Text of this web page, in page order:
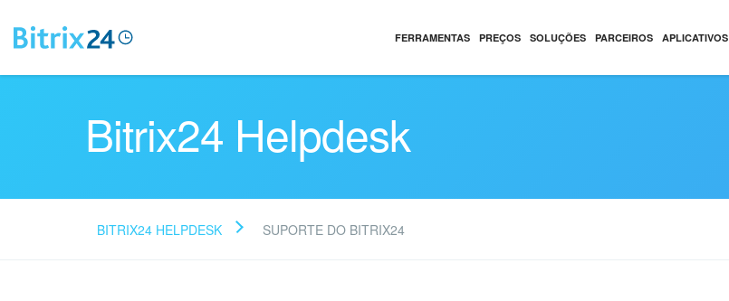
FERRAMENTAS PREÇOS SOLUÇÕES PARCEIROS APLICATIVOS
Bitrix24 Helpdesk
BITRIX24 HELPDESK SUPORTE DO BITRIX24